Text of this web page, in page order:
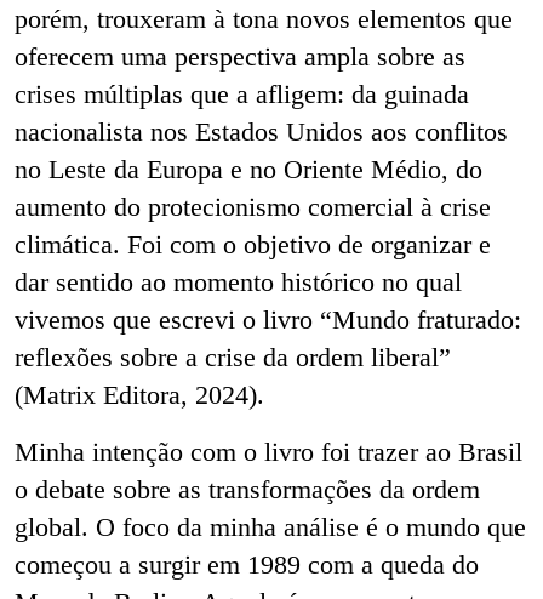
porém, trouxeram à tona novos elementos que
oferecem uma perspectiva ampla sobre as
crises múltiplas que a afligem: da guinada
nacionalista nos Estados Unidos aos conflitos
no Leste da Europa e no Oriente Médio, do
aumento do protecionismo comercial à crise
climática. Foi com o objetivo de organizar e
dar sentido ao momento histórico no qual
vivemos que escrevi o livro “Mundo fraturado:
reflexões sobre a crise da ordem liberal”
(Matrix Editora, 2024).
Minha intenção com o livro foi trazer ao Brasil
o debate sobre as transformações da ordem
global. O foco da minha análise é o mundo que
começou a surgir em 1989 com a queda do